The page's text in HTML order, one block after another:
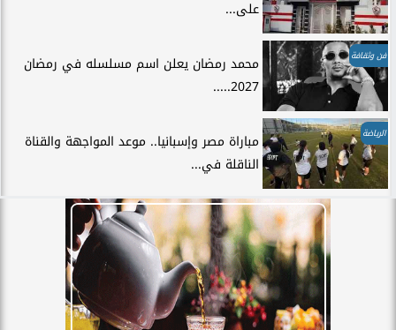
على...
فن وثقافة
محمد رمضان يعلن اسم مسلسله في رمضان
2027.....
الرياضة
مباراة مصر وإسبانيا.. موعد المواجهة والقناة
الناقلة في...